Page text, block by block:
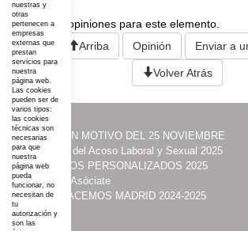
No existen opiniones para este elemento.
Arriba
Opinión Enviar a
Volver Atrás
·ACTOS CON MOTIVO DEL 25 NOVIEMBRE
·Prevención del Acoso Laboral y Sexual 2025
·ITINERARIOS PERSONALIZADOS 2025
·Contacta y Asóciate
·UNIDAS HACEMOS MADRID 2024-2025
·Acción
·Programas
nuestras y
otras
pertenecen a
empresas
externas que
prestan
servicios para
nuestra
página web.
Las cookies
pueden ser de
varios tipos:
las cookies
técnicas son
necesarias
para que
nuestra
página web
pueda
funcionar, no
necesitan de
tu
autorización y
son las